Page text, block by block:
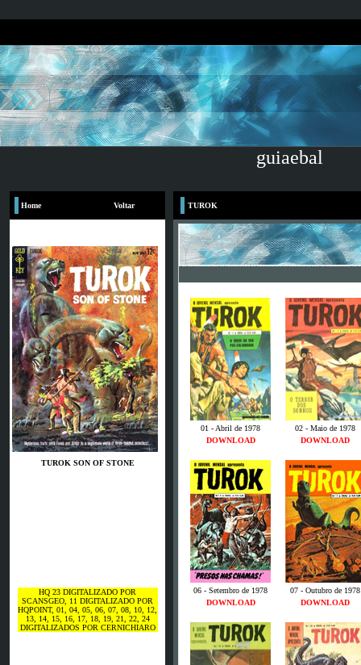
guiaebal
Home Voltar
TUROK SON OF STONE
HQ 23 DIGITALIZADO POR
SCANSGEO, 11 DIGITALIZADO POR
HQPOINT, 01, 04, 05, 06, 07, 08, 10, 12,
13, 14, 15, 16, 17, 18, 19, 21, 22, 24
DIGITALIZADOS POR CERNICHIARO
TUROK
01 - Abril de 1978
02 - Maio de 1978
DOWNLOAD
DOWNLOAD
06 - Setembro de 1978
07 - Outubro de 1978
DOWNLOAD
DOWNLOAD